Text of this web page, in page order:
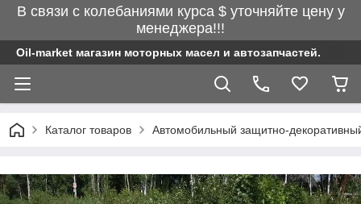
В связи с колебаниями курса $ уточняйте цену у
менеджера!!!
Oil-market магазин моторных масел и автозапчастей.
Каталог товаров Автомобильный защитно-